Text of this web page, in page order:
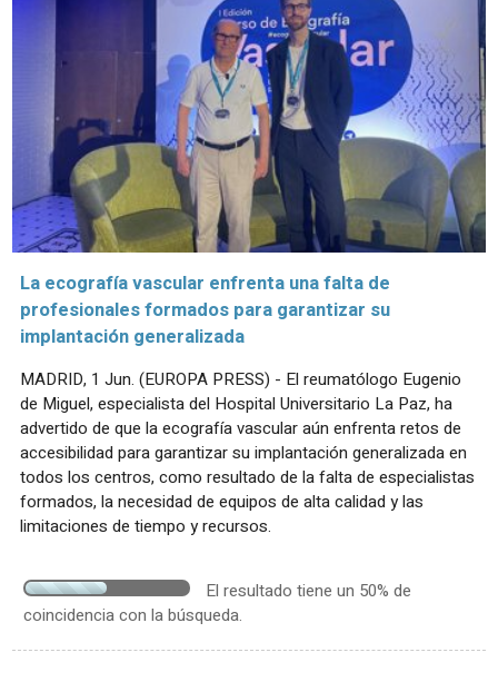
La ecografía vascular enfrenta una falta de
profesionales formados para garantizar su
implantación generalizada
MADRID, 1 Jun. (EUROPA PRESS) - El reumatólogo Eugenio
de Miguel, especialista del Hospital Universitario La Paz, ha
advertido de que la ecografía vascular aún enfrenta retos de
accesibilidad para garantizar su implantación generalizada en
todos los centros, como resultado de la falta de especialistas
formados, la necesidad de equipos de alta calidad y las
limitaciones de tiempo y recursos.
El resultado tiene un 50% de
coincidencia con la búsqueda.